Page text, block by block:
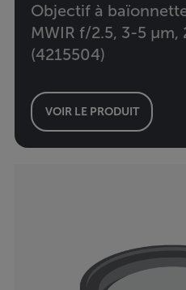
Objectif à
MWIR f/2.5, 3-5 µm,
(4215504)
VOIR LE PRODUIT